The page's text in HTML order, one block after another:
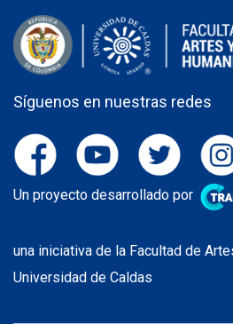
Síguenos en nuestras redes
Un proyecto desarrollado por
una iniciativa de la Facultad de
Universidad de Caldas